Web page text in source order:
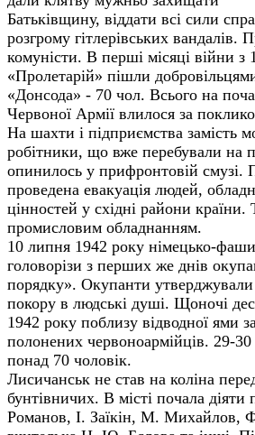
Батьківщину, віддати всі сили
розгрому гітлерівських вандалів.
комуністи. В перші місяці війни з
«Пролетарій» пішли
«Донсода» - 70 чол. Всього на
Червоної Армії влилося за
На шахти і підприємства замість
робітники, що вже перебували на
опинилось у прифронтовій смузі.
проведена евакуація людей,
цінностей у східні райони
промисловим обладнанням.
10 липня 1942 року німецько-
головорізи з перших же днів
порядку». Окупанти
покору в людські душі. Щоночі
1942 року поблизу відводної ями
полонених червоноармійців. 29-
понад 70 чоловік.
Лисичанськ не став на коліна
бунтівничих. В місті почала
Романов, І. Заїкін, М. Михайлов,